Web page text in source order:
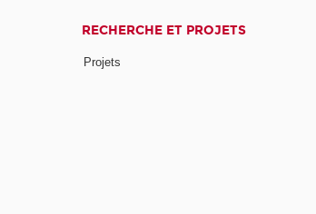
RECHERCHE ET PROJETS
Projets